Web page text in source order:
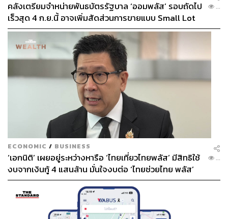
คลังเตรียมจำหน่ายพันธบัตรรัฐบาล ‘ออมพลัส’ รอบถัดไป
เร็วสุด 4 ก.ย.นี้ อาจเพิ่มสัดส่วนการขายแบบ Small Lot
First มากขึ้น
...
ECONOMIC / BUSINESS
‘เอกนิติ’ เผยอยู่ระหว่างหารือ ‘ไทยเที่ยวไทยพลัส’ มีสิทธิใช้
งบจากเงินกู้ 4 แสนล้าน มั่นใจงบต่อ ‘ไทยช่วยไทย พลัส’
เฟส 2 มีเพียงพอ
...